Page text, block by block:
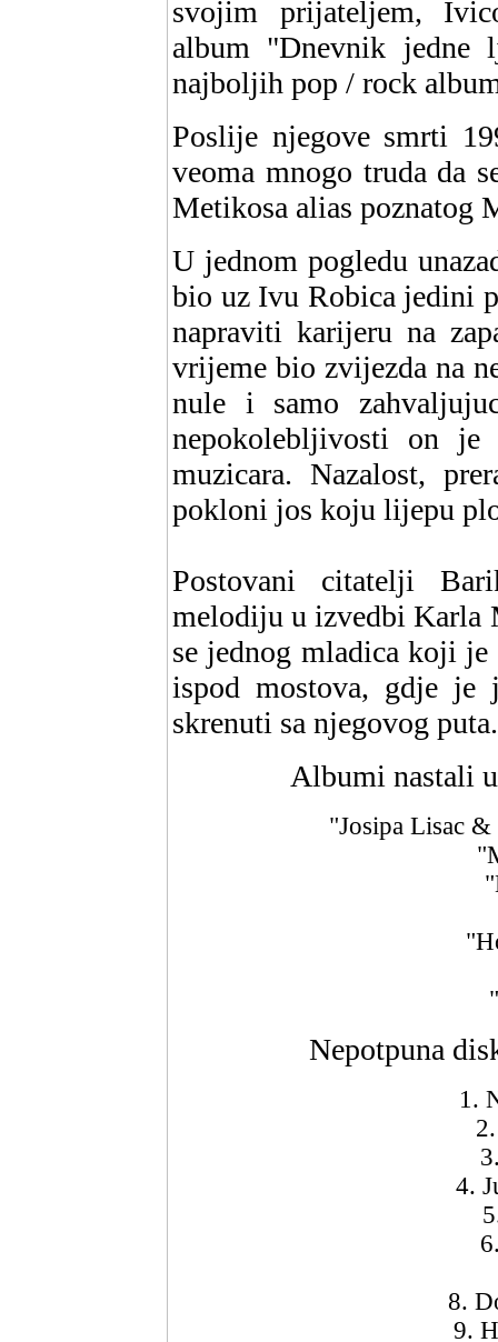
svojim prijateljem,
album "Dnevnik jedne
najboljih pop / rock
Poslije njegove smrti
veoma mnogo truda da
Metikosa alias poznatog
U jednom pogledu
bio uz Ivu Robica jedini
napraviti karijeru na
vrijeme bio zvijezda na
nule i samo
nepokolebljivosti on je
muzicara. Nazalost,
pokloni jos koju lijepu
Postovani citatelji
melodiju u izvedbi Karla
se jednog mladica koji
ispod mostova, gdje je
skrenuti sa njegovog puta.
Albumi nastali
"Josipa Lisac
Nepotpuna
1.
4.
8.
9.